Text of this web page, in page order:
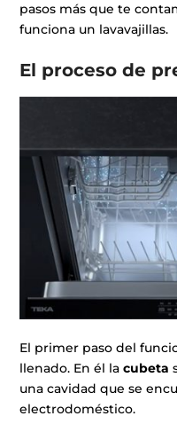
pasos más que te
funciona un lavavajillas.
El proceso de
El primer paso del
llenado. En él lacubeta
una cavidad que se
electrodoméstico.